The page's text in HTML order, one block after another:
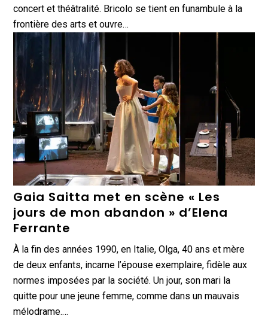
concert et théâtralité. Bricolo se tient en funambule à la
frontière des arts et ouvre…
Gaia Saitta met en scène « Les
jours de mon abandon » d’Elena
Ferrante
À la fin des années 1990, en Italie, Olga, 40 ans et mère
de deux enfants, incarne l’épouse exemplaire, fidèle aux
normes imposées par la société. Un jour, son mari la
quitte pour une jeune femme, comme dans un mauvais
mélodrame.…